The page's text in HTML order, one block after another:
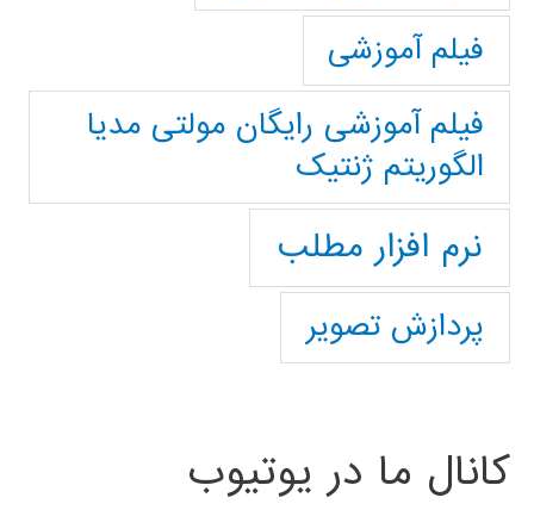
فیلم آموزشی
فیلم آموزشی رایگان مولتی مدیا
الگوریتم ژنتیک
نرم افزار مطلب
پردازش تصویر
کانال ما در یوتیوب